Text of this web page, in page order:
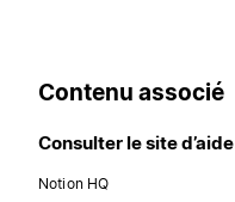
Contenu associé
Consulter le site d’aide
Notion HQ